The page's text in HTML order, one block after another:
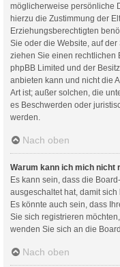
möglicherweise persönliche
hierzu die Zustimmung der
Erziehungsberechtigten
Sie oder die Website, auf der
ziehen Sie einen rechtlichen
phpBB Limited und der
anbieten kann und nicht die
Art ist; außer solchen, die
es Beschwerden oder
werden.
Nach oben
Warum kann ich mich nicht
Es kann sein, dass die
ausgeschaltet hat, damit
Es könnte auch sein, dass
Sie sich registrieren
wenden Sie sich an die
Nach oben